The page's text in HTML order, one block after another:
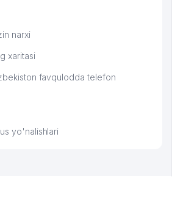
narxi
xaritasi
favqulodda telefon
yo'nalishlari